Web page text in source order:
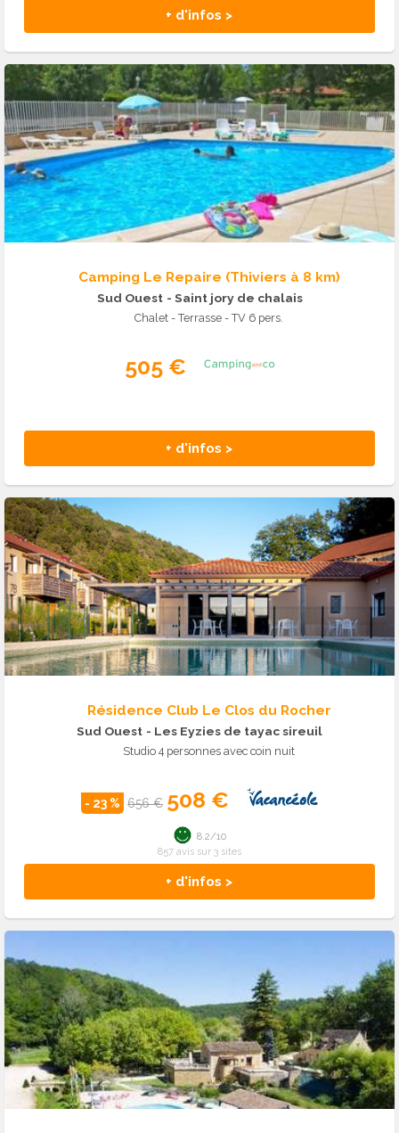
+ d'infos >
Camping Le Repaire (Thiviers à 8 km)
Sud Ouest - Saint jory de chalais
Chalet - Terrasse - TV 6 pers.
505 €
+ d'infos >
Résidence Club Le Clos du Rocher
Sud Ouest - Les Eyzies de tayac sireuil
Studio 4 personnes avec coin nuit
- 23 % 656 € 508 €
+ d'infos >
8.2/10
857 avis sur 3 sites